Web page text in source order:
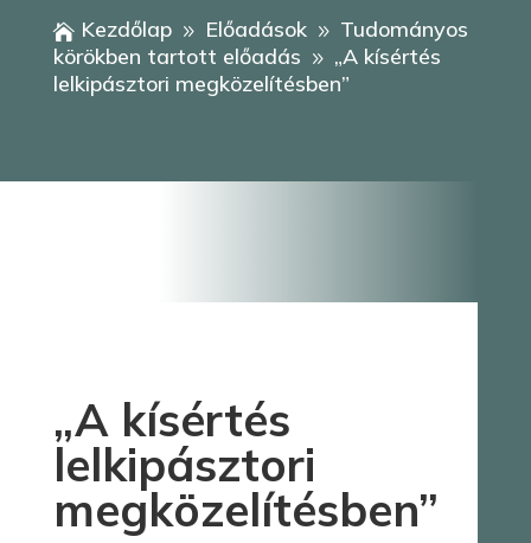
 Kezdőlap 9 Előadások 9 Tudományos
körökben tartott előadás
9 „A kísértés
lelkipásztori megközelítésben”
„A kísértés
lelkipásztori
megközelítésben”